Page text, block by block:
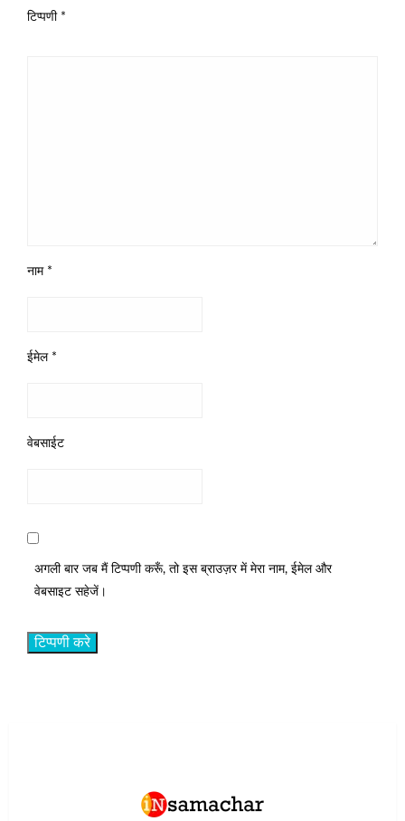
टिप्पणी *
नाम *
ईमेल *
वेबसाईट
अगली बार जब मैं टिप्पणी करूँ, तो इस ब्राउज़र में मेरा नाम, ईमेल और
वेबसाइट सहेजें।